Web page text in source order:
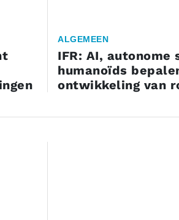
ALGEMEEN
IFR: AI, autonome
humanoïds
ontwikkeling van